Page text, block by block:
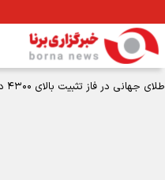
طلای جهانی در فاز تثبیت بالای ۴۳۰۰ دلار با تقویت انتظارات کاهش نرخ بهره